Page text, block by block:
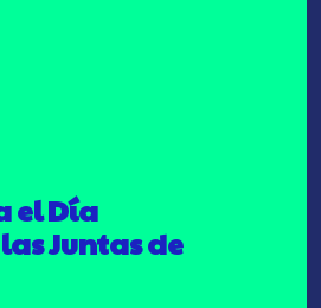
el Día
Juntas de